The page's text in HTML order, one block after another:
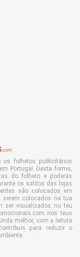
os folhetos publicitários
Portugal. Desta forma,
do folheto e poderás
os saldos das lojas
são colocados em
colocados na tua
ser visualizados no teu
nos teus
melhor, com a leitura
para reduzir o